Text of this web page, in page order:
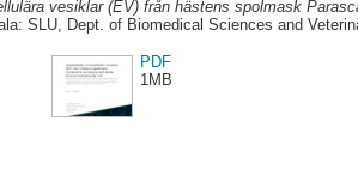
vesiklar (EV) från hästens spolmask
SLU, Dept. of Biomedical Sciences and
PDF
1MB